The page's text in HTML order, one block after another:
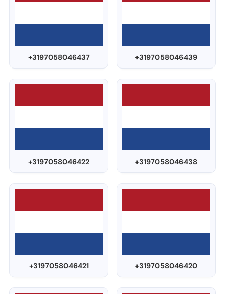
+3197058046437 +3197058046439
+3197058046422 +3197058046438
+3197058046421 +3197058046420